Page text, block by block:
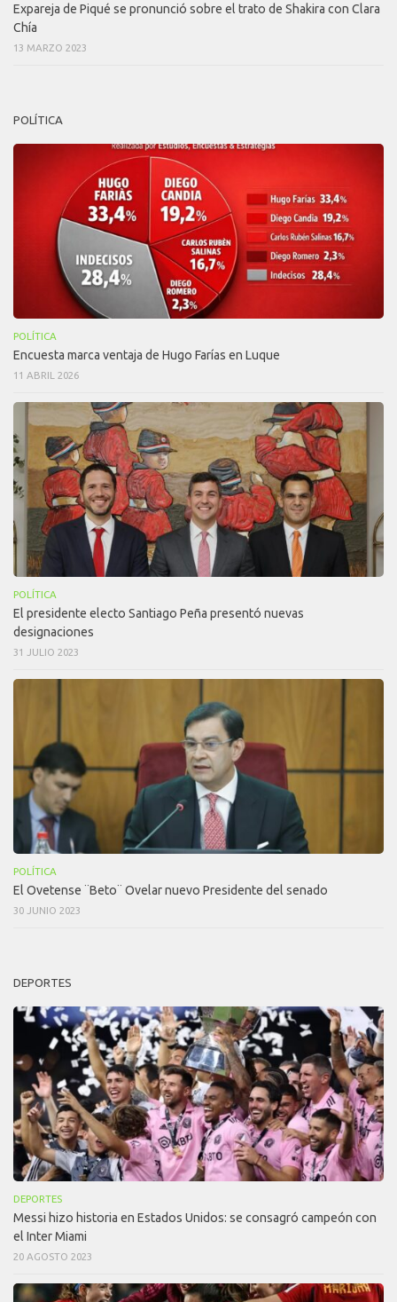
Expareja de Piqué se pronunció sobre el trato de Shakira con Clara
Chía
13 MARZO 2023
POLÍTICA
POLÍTICA
Encuesta marca ventaja de Hugo Farías en Luque
11 ABRIL 2026
POLÍTICA
El presidente electo Santiago Peña presentó nuevas
designaciones
31 JULIO 2023
POLÍTICA
El Ovetense ¨Beto¨ Ovelar nuevo Presidente del senado
30 JUNIO 2023
DEPORTES
DEPORTES
Messi hizo historia en Estados Unidos: se consagró campeón con
el Inter Miami
20 AGOSTO 2023